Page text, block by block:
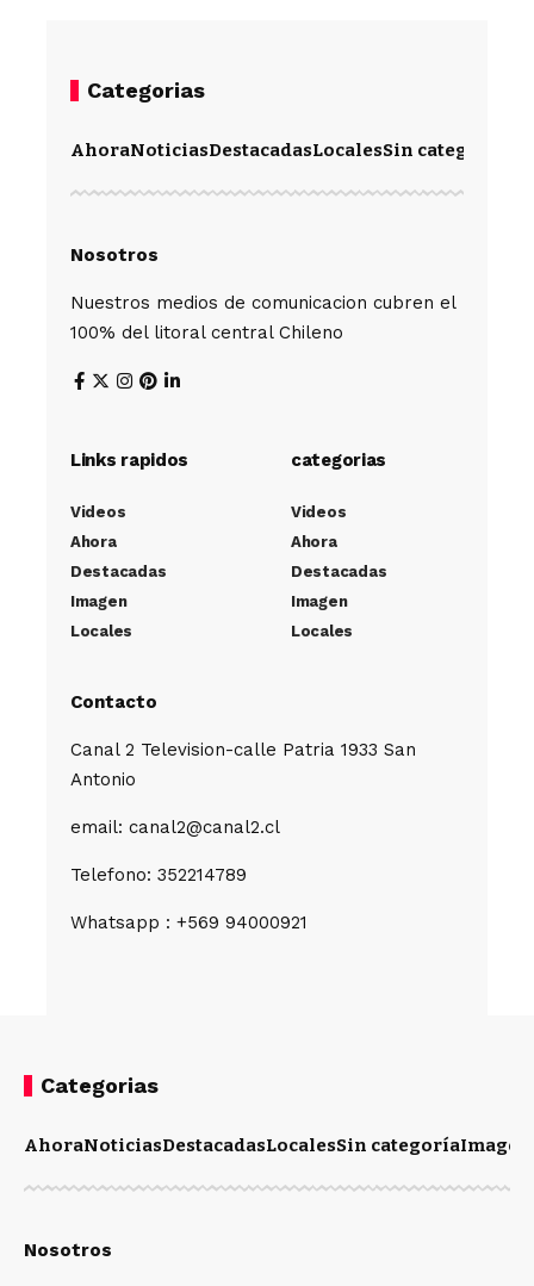
Categorias
AhoraNoticiasDestacadasLocalesSin categoría
Nosotros
Nuestros medios de comunicacion cubren el
100% del litoral central Chileno
Links rapidos
Videos
Ahora
Destacadas
Imagen
Locales
categorias
Videos
Ahora
Destacadas
Imagen
Locales
Contacto
Canal 2 Television-calle Patria 1933 San
Antonio
email: canal2@canal2.cl
Telefono: 352214789
Whatsapp : +569 94000921
Categorias
AhoraNoticiasDestacadasLocalesSin categoríaImagen
Nosotros